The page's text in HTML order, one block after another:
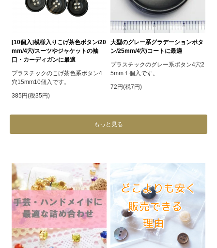
[10個入]模様入りこげ茶色ボタン/20
mm/4穴/スーツやジャケットの袖
口・カーディガンに最適
プラスチックのこげ茶色系ボタン4
穴15mm10個入です。
385円(税35円)
大型のグレー系グラデーションボタ
ン/25mm/4穴/コートに最適
プラスチックのグレー系ボタン4穴2
5mm１個入です。
72円(税7円)
もっと見る